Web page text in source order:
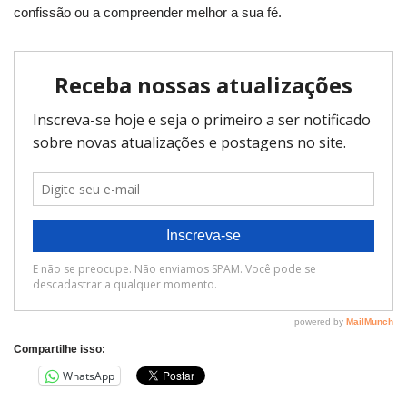
confissão ou a compreender melhor a sua fé.
Compartilhe isso:
WhatsApp